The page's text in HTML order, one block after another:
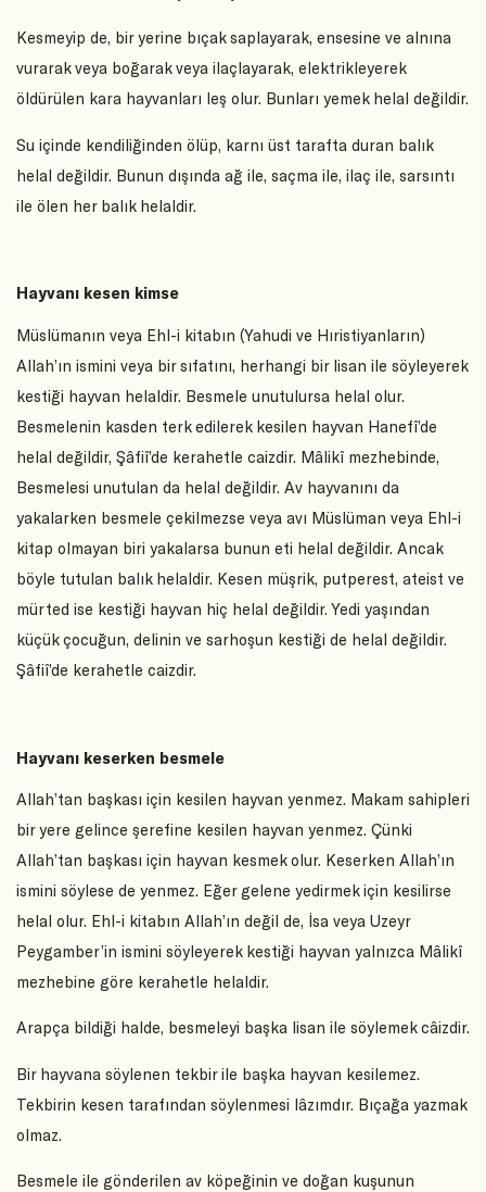
Kesmeyip de, bir yerine bıçak saplayarak, ensesine ve alnına
vurarak veya boğarak veya ilaçlayarak, elektrikleyerek
öldürülen kara hayvanları leş olur. Bunları yemek helal değildir.
Su içinde kendiliğinden ölüp, karnı üst tarafta duran balık
helal değildir. Bunun dışında ağ ile, saçma ile, ilaç ile, sarsıntı
ile ölen her balık helaldir.
Hayvanı kesen kimse
Müslümanın veya Ehl-i kitabın (Yahudi ve Hıristiyanların)
Allah’ın ismini veya bir sıfatını, herhangi bir lisan ile söyleyerek
kestiği hayvan helaldir. Besmele unutulursa helal olur.
Besmelenin kasden terk edilerek kesilen hayvan Hanefî’de
helal değildir, Şâfiî’de kerahetle caizdir. Mâlikî mezhebinde,
Besmelesi unutulan da helal değildir. Av hayvanını da
yakalarken besmele çekilmezse veya avı Müslüman veya Ehl-i
kitap olmayan biri yakalarsa bunun eti helal değildir. Ancak
böyle tutulan balık helaldir. Kesen müşrik, putperest, ateist ve
mürted ise kestiği hayvan hiç helal değildir. Yedi yaşından
küçük çocuğun, delinin ve sarhoşun kestiği de helal değildir.
Şâfiî’de kerahetle caizdir.
Hayvanı keserken besmele
Allah’tan başkası için kesilen hayvan yenmez. Makam sahipleri
bir yere gelince şerefine kesilen hayvan yenmez. Çünki
Allah’tan başkası için hayvan kesmek olur. Keserken Allah’ın
ismini söylese de yenmez. Eğer gelene yedirmek için kesilirse
helal olur. Ehl-i kitabın Allah’ın değil de, İsa veya Uzeyr
Peygamber’in ismini söyleyerek kestiği hayvan yalnızca Mâlikî
mezhebine göre kerahetle helaldir.
Arapça bildiği halde, besmeleyi başka lisan ile söylemek câizdir.
Bir hayvana söylenen tekbir ile başka hayvan kesilemez.
Tekbirin kesen tarafından söylenmesi lâzımdır. Bıçağa yazmak
olmaz.
Besmele ile gönderilen av köpeğinin ve doğan kuşunun